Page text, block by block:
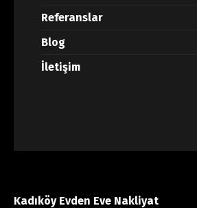
Referanslar
Blog
İletişim
Kadıköy Evden Eve Nakliyat